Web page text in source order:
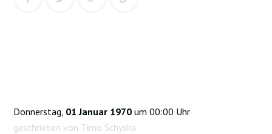
Donnerstag, 01 Januar 1970 um 00:00 Uhr
geschrieben von Timo Schyska